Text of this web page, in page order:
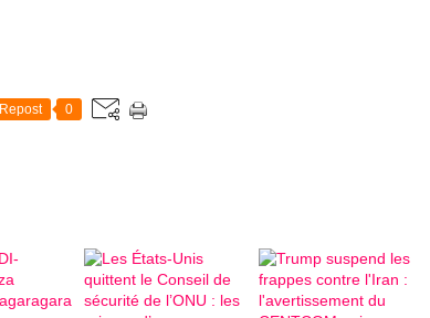
Repost 0